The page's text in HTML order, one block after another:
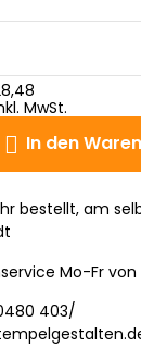
In den
MwSt.
bestellt, am
Mo-Fr von
403/